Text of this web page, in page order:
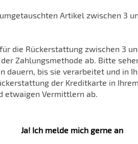
Artikel zwischen 3
die Rückerstattung zwischen 3
Zahlungsmethode ab. Bitte
dauern, bis sie verarbeitet und in
der Kreditkarte in
etwaigen Vermittlern ab.
Ja! Ich melde mich gerne an